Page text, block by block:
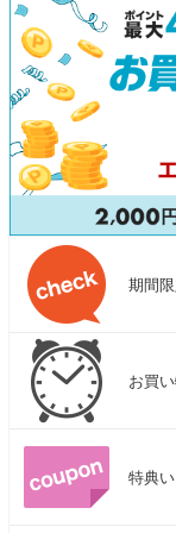
合）
期間
お買
特典